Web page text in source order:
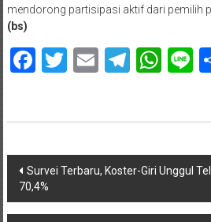
mendorong partisipasi aktif dari pemilih
(bs)
Facebook
Twitter
Email
Navigasi
pos
Survei Terbaru, Koster-Giri Unggul
70,4%